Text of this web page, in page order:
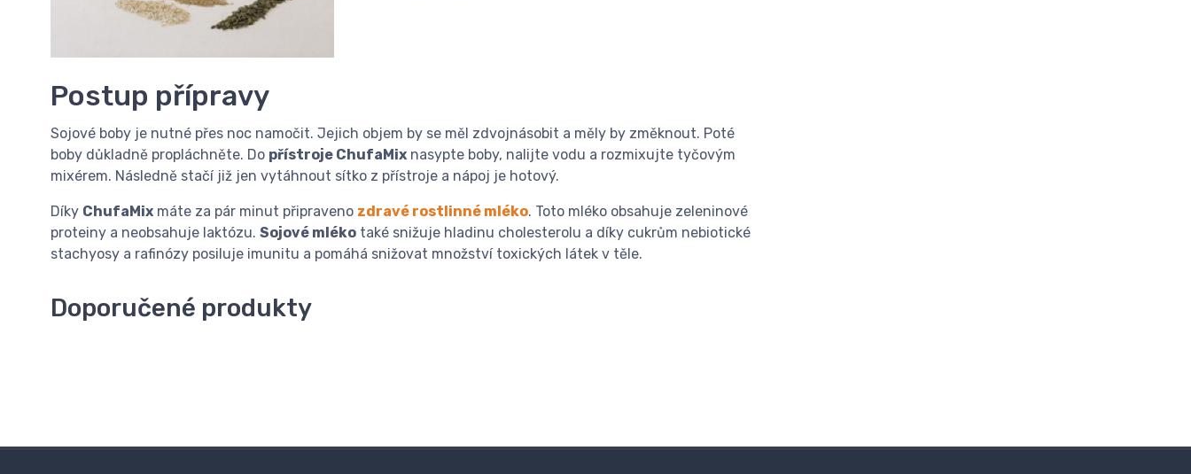
Postup přípravy
Sojové boby je nutné přes noc namočit. Jejich objem by se měl zdvojnásobit a měly by změknout. Poté
boby důkladně propláchněte. Do přístroje ChufaMix nasypte boby, nalijte vodu a rozmixujte tyčovým
mixérem. Následně stačí již jen vytáhnout sítko z přístroje a nápoj je hotový.
Díky ChufaMix máte za pár minut připraveno zdravé rostlinné mléko. Toto mléko obsahuje zeleninové
proteiny a neobsahuje laktózu. Sojové mléko také snižuje hladinu cholesterolu a díky cukrům nebiotické
stachyosy a rafinózy posiluje imunitu a pomáhá snižovat množství toxických látek v těle.
Doporučené produkty